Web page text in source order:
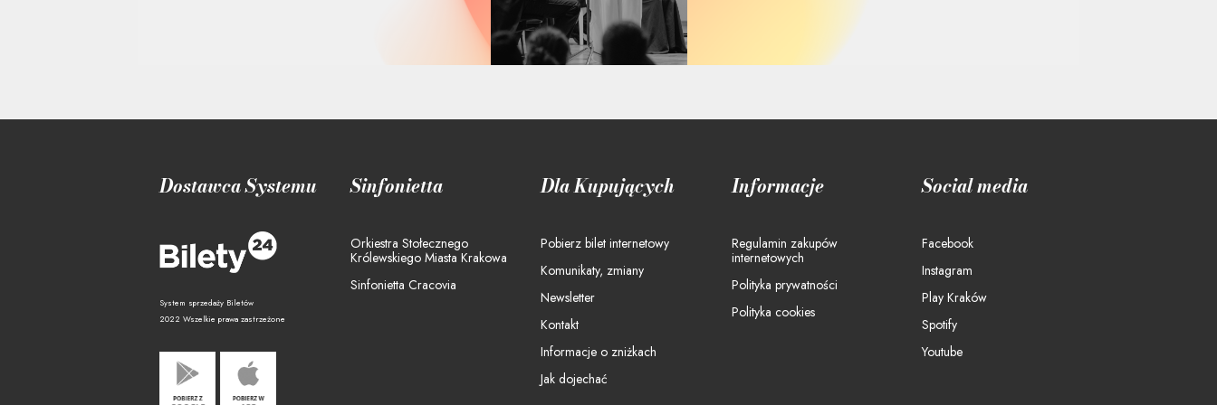
Dostawca Systemu
System sprzedaży Biletów
2022 Wszelkie prawa zastrzeżone
Sinfonietta
Orkiestra Stołecznego
Królewskiego Miasta Krakowa
Sinfonietta Cracovia
Dla Kupujących
Pobierz bilet internetowy
Komunikaty, zmiany
Newsletter
Kontakt
Informacje o zniżkach
Jak dojechać
Informacje
Regulamin zakupów
internetowych
Polityka prywatności
Polityka cookies
Social media
Facebook
Instagram
Play Kraków
Spotify
Youtube